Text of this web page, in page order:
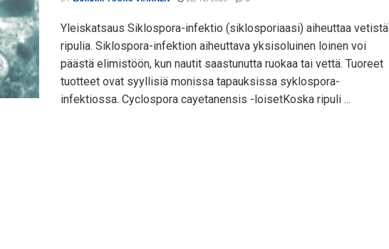
Yleiskatsaus Siklospora-infektio (siklosporiaasi) aiheuttaa vetistä
ripulia. Siklospora-infektion aiheuttava yksisoluinen loinen voi
päästä elimistöön, kun nautit saastunutta ruokaa tai vettä. Tuoreet
tuotteet ovat syyllisiä monissa tapauksissa syklospora-
infektiossa. Cyclospora cayetanensis -loisetKoska ripuli ...